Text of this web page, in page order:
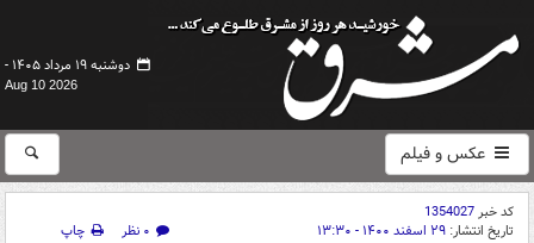
دوشنبه ۱۹ مرداد ۱۴۰۵ -
Aug 10 2026
عکس و فیلم
کد خبر1354027
تاریخ انتشار: ۲۹ اسفند ۱۴۰۰ - ۱۳:۳۰ ۰ نظر
چاپ